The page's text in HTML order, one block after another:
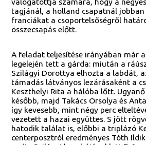
tagjánál, a holland csapatnál jobban
franciákat a csoportelsőségről
összecsapás előtt.
A feladat teljesítése irányában már
legelején tett a gárda: miután a
Szilágyi Dorottya elhozta a labdát,
támadás látványos lezárásaként a
Keszthelyi Rita a hálóba lőtt.
később, majd Takács Orsolya és
így kevesebb, mint négy perc
vezetett a hazai együttes. S jött
hatodik találat is, előbbi a triplázó
centerposztról eredményes Tóth